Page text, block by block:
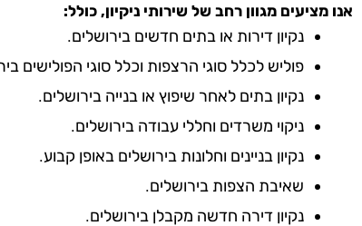
אנו מציעים מגוון רחב של שירותי ניקיון, כולל:
נקיון דירות או בתים חדשים בירושלים.
פוליש לכלל סוגי הרצפות וכלל סוגי הפולישים
נקיון בתים לאחר שיפוץ או בנייה בירושלים.
ניקוי משרדים וחללי עבודה בירושלים.
נקיון בניינים וחלונות בירושלים באופן קבוע.
שאיבת הצפות בירושלים.
נקיון דירה חדשה מקבלן בירושלים.